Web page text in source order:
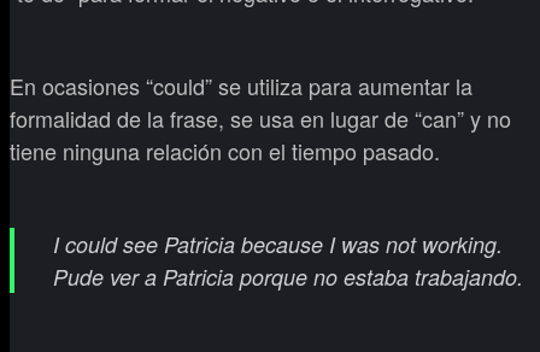
En ocasiones “could” se utiliza para aumentar la
formalidad de la frase, se usa en lugar de “can” y no
tiene ninguna relación con el tiempo pasado.
I could see Patricia because I was not working.
Pude ver a Patricia porque no estaba trabajando.